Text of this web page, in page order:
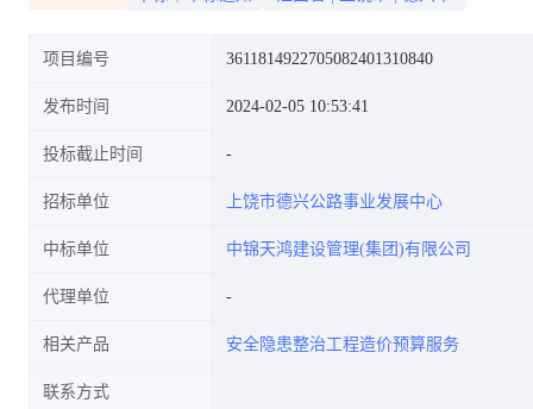
项目编号 3611814922705082401310840
发布时间 2024-02-05 10:53:41
投标截止时间
招标单位 上饶市德兴公路事业发展中心
中标单位 中锦天鸿建设管理(集团)有限公司
代理单位
相关产品 安全隐患整治工程造价预算服务
联系方式